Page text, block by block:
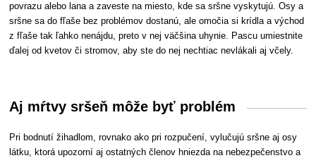
povrazu alebo lana a zaveste na miesto, kde sa sršne vyskytujú. Osy a
sršne sa do fľaše bez problémov dostanú, ale omočia si krídla a východ
z fľaše tak ľahko nenájdu, preto v nej väčšina uhynie. Pascu umiestnite
ďalej od kvetov či stromov, aby ste do nej nechtiac nevlákali aj včely.
Aj mŕtvy sršeň môže byť problém
Pri bodnutí žihadlom, rovnako ako pri rozpučení, vylučujú sršne aj osy
látku, ktorá upozorní aj ostatných členov hniezda na nebezpečenstvo a